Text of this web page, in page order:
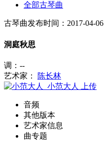
全部古琴曲
古琴曲发布时间：2017-04-06
洞庭秋思
调：--
艺术家：
陈长林
小范大人
上传
音频
其他版本
艺术家信息
曲专题